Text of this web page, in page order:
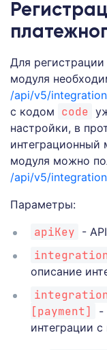
Для
модуля
/api/v5/
с кодом code
настройки, в
интеграционный
модуля можно
/api/v5/
Параметры:
apiKey -
описание
[payment]
-
интеграции